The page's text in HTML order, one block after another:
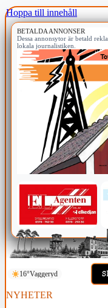
Hoppa till innehåll
BETALDA ANNONSER
Dessa annonsytor är betald
lokala journalistiken.
16°Vaggeryd
NYHETER